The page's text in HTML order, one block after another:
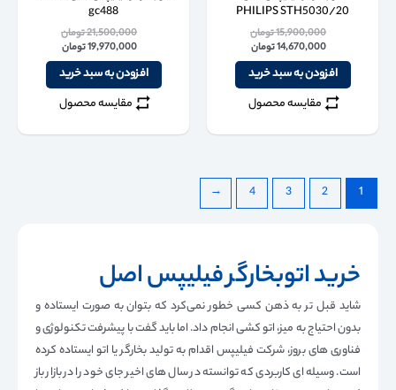
PHILIPS STH5030/20
15,900,000تومان
14,670,000تومان
افزودن به سبد خرید
مقایسه محصول
gc488
21,500,000تومان
19,970,000تومان
افزودن به سبد خرید
مقایسه محصول
1
2
3
4
←
خرید اتوبخارگر فیلیپس اصل
شاید قبل تر به ذهن کسی خطور نمی‌کرد که بتوان به صورت ایستاده و
بدون احتیاج به میز، اتو کشی انجام داد. اما باید گفت با پیشرفت تکنولوژی و
فناوری های بروز، شرکت فیلیپس اقدام به تولید بخارگر یا اتو ایستاده کرده
است. وسیله ای کاربردی که توانسته در سال های اخیر جای خود را در بازار باز